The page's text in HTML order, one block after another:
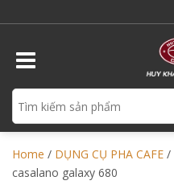
Home / DỤNG CỤ PHA CAFE /
casalano galaxy 680